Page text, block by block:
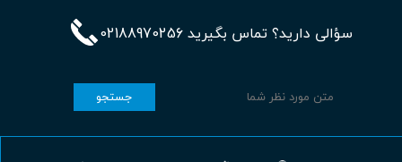
سؤالی دارید؟ تماس بگیرید 02188970256
جستجو